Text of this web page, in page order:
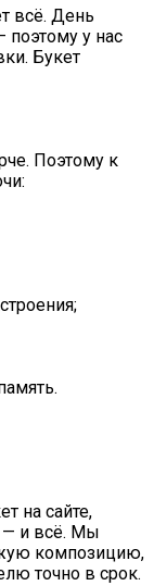
всё. День
у нас
Букет
Поэтому к
на сайте,
— и всё. Мы
композицию,
точно в срок.